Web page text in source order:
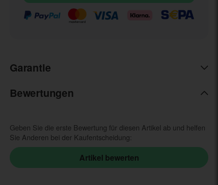
Garantie
Bewertungen
Geben Sie die erste Bewertung für diesen Artikel ab und helfen
Sie Anderen bei der Kaufentscheidung: